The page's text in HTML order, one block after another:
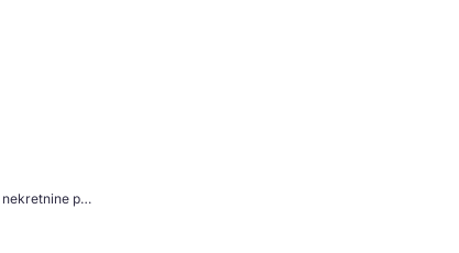
Rečeno - učinjeno: Vlada ukinula zabilježbe na nekretnine primatelja socijalne pomoći